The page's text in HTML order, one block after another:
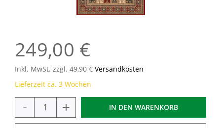
249,00 €
Inkl. MwSt. zzgl. 49,90 € Versandkosten
Lieferzeit ca. 3 Wochen
- + IN DEN WARENKORB